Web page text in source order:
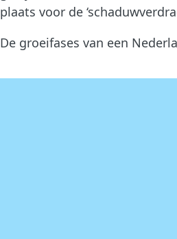
plaats voor de
De groeifases van een